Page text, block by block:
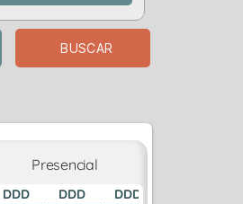
BUSCAR
Presencial
DDD
DDD
DDD